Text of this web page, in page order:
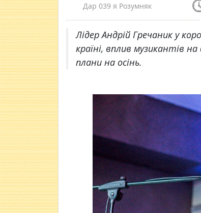
Дар 039 я Розумняк
Лідер Андрій Гречаник у
країні, вплив музикантів
плани на осінь.